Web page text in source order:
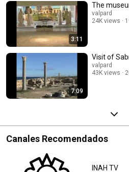
3:11
The
valpard
24K views
7:09
Visit of
valpard
43K views
Canales Recomendados
INAH TV